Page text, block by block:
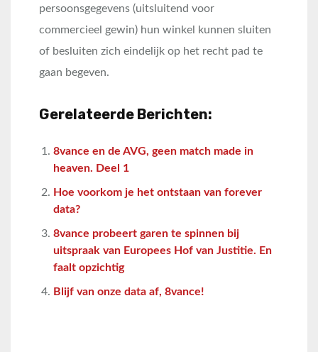
persoonsgegevens (uitsluitend voor
commercieel gewin) hun winkel kunnen sluiten
of besluiten zich eindelijk op het recht pad te
gaan begeven.
Gerelateerde Berichten:
8vance en de AVG, geen match made in
heaven. Deel 1
Hoe voorkom je het ontstaan van forever
data?
8vance probeert garen te spinnen bij
uitspraak van Europees Hof van Justitie. En
faalt opzichtig
Blijf van onze data af, 8vance!